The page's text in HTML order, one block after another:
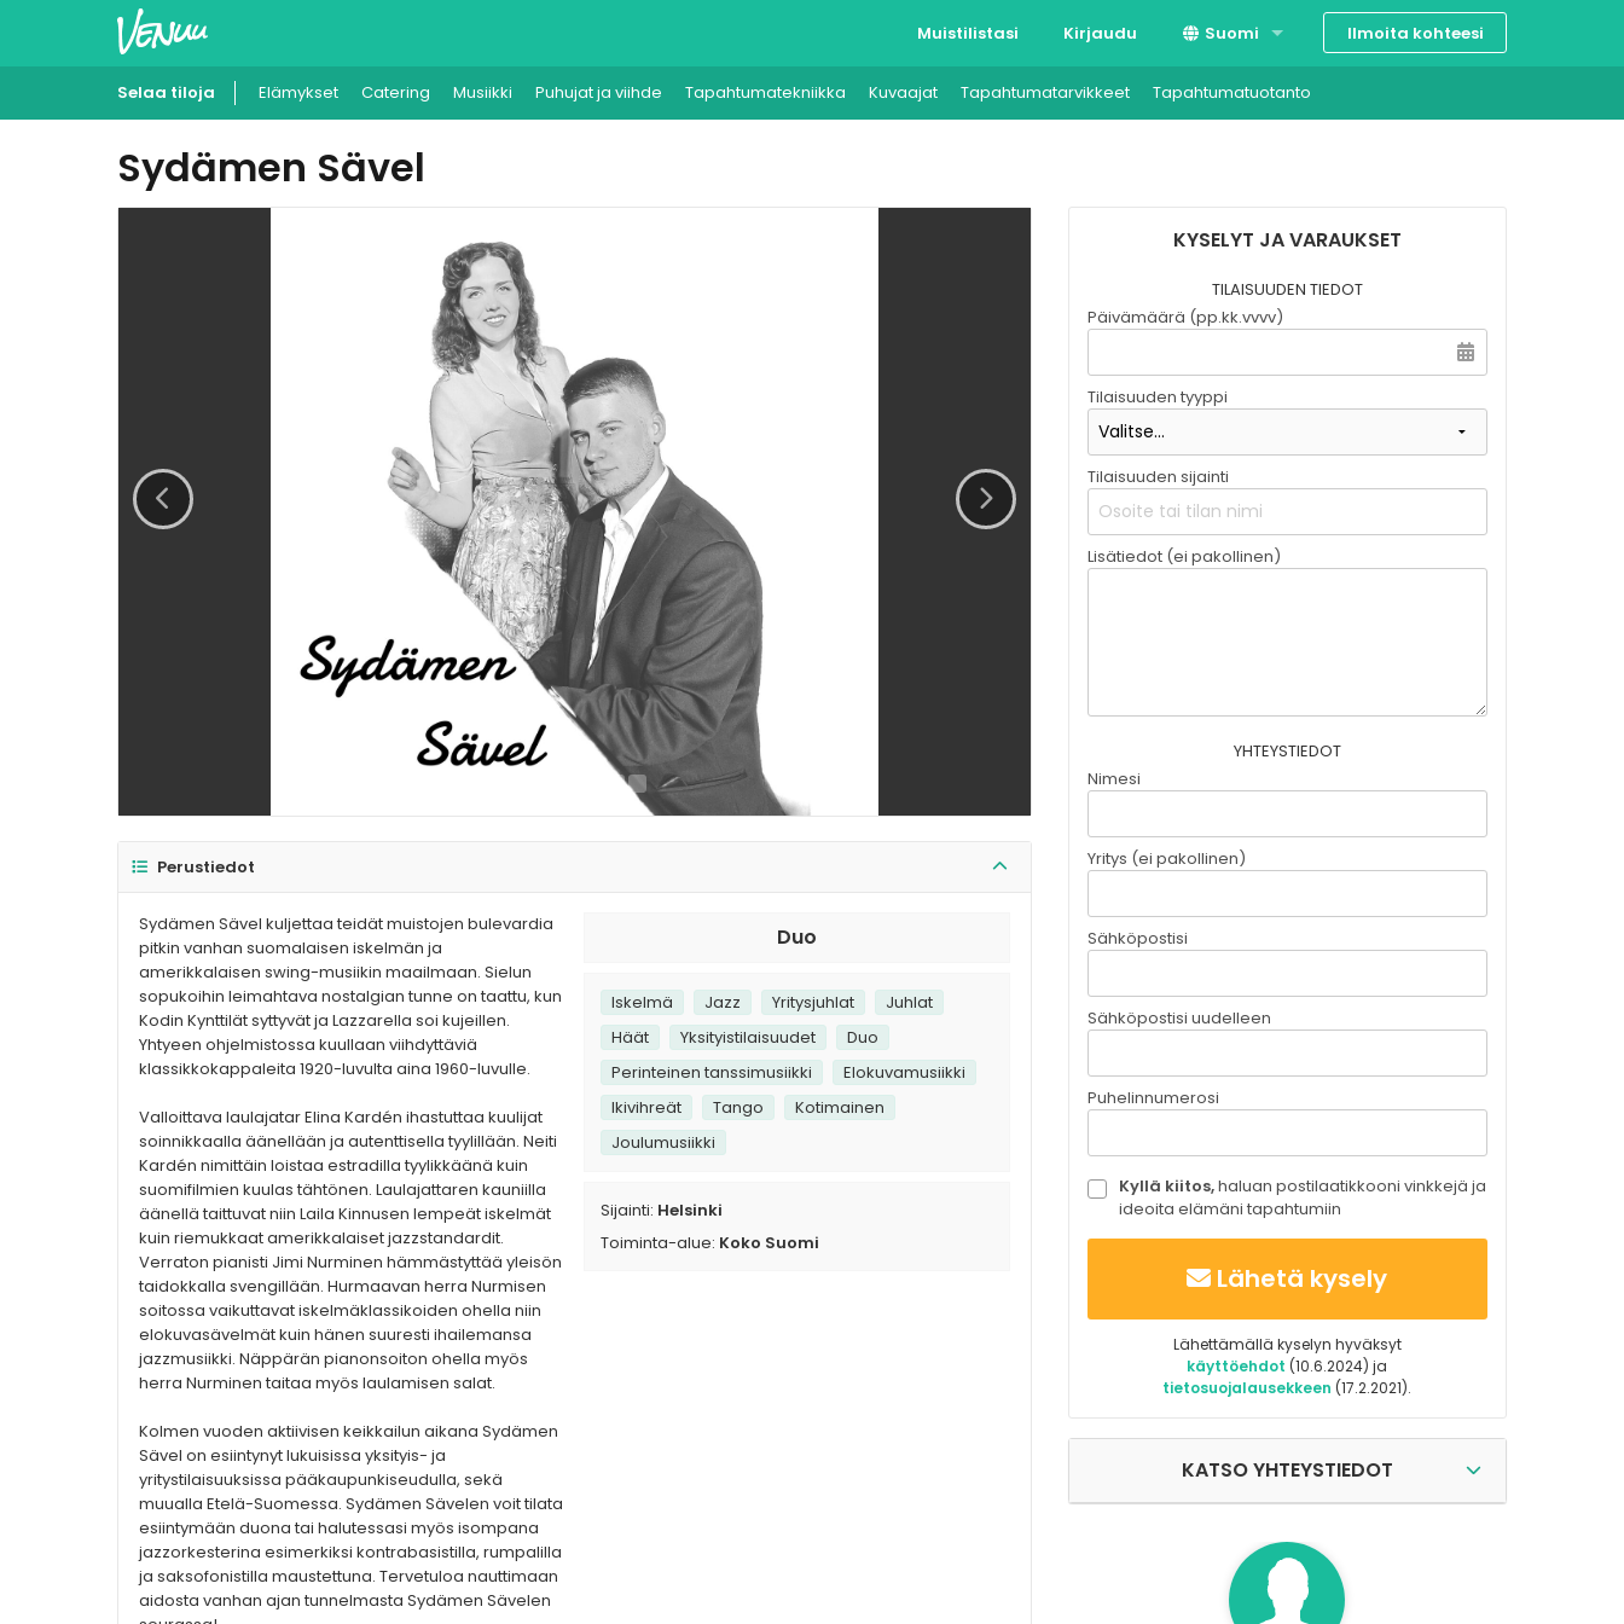
Muistilistasi Kirjaudu Suomi
Svenska
Ilmoita kohteesi
Selaa tiloja Elämykset Catering Musiikki Puhujat ja viihde Tapahtumatekniikka Kuvaajat Tapahtumatarvikkeet Tapahtumatuotanto
Sydämen Sävel
Perustiedot
Sydämen Sävel kuljettaa teidät muistojen bulevardia
pitkin vanhan suomalaisen iskelmän ja
amerikkalaisen swing-musiikin maailmaan. Sielun
sopukoihin leimahtava nostalgian tunne on taattu, kun
Kodin Kynttilät syttyvät ja Lazzarella soi kujeillen.
Yhtyeen ohjelmistossa kuullaan viihdyttäviä
klassikkokappaleita 1920-luvulta aina 1960-luvulle.
Valloittava laulajatar Elina Kardén ihastuttaa kuulijat
soinnikkaalla äänellään ja autenttisella tyylillään. Neiti
Kardén nimittäin loistaa estradilla tyylikkäänä kuin
suomifilmien kuulas tähtönen. Laulajattaren kauniilla
äänellä taittuvat niin Laila Kinnusen lempeät iskelmät
kuin riemukkaat amerikkalaiset jazzstandardit.
Verraton pianisti Jimi Nurminen hämmästyttää yleisön
taidokkalla svengillään. Hurmaavan herra Nurmisen
soitossa vaikuttavat iskelmäklassikoiden ohella niin
elokuvasävelmät kuin hänen suuresti ihailemansa
jazzmusiikki. Näppärän pianonsoiton ohella myös
herra Nurminen taitaa myös laulamisen salat.
Kolmen vuoden aktiivisen keikkailun aikana Sydämen
Sävel on esiintynyt lukuisissa yksityis- ja
yritystilaisuuksissa pääkaupunkiseudulla, sekä
muualla Etelä-Suomessa. Sydämen Sävelen voit tilata
esiintymään duona tai halutessasi myös isompana
jazzorkesterina esimerkiksi kontrabasistilla, rumpalilla
ja saksofonistilla maustettuna. Tervetuloa nauttimaan
aidosta vanhan ajan tunnelmasta Sydämen Sävelen
Duo
Iskelmä Jazz Yritysjuhlat
Juhlat
Häät
Yksityistilaisuudet
Duo
Perinteinen tanssimusiikki
Elokuvamusiikki
Ikivihreät
Tango
Kotimainen
Joulumusiikki
Sijainti: Helsinki
Toiminta-alue: Koko Suomi
KYSELYT JA VARAUKSET
TILAISUUDEN TIEDOT
Päivämäärä (pp.kk.vvvv)
Tilaisuuden tyyppi
Tilaisuuden sijainti
Lisätiedot (ei pakollinen)
YHTEYSTIEDOT
Nimesi
Yritys (ei pakollinen)
Sähköpostisi
Sähköpostisi uudelleen
Puhelinnumerosi
Kyllä kiitos,haluan postilaatikkooni vinkkejä ja
ideoita elämäni tapahtumiin
Lähetä kysely
Lähettämällä kyselyn hyväksyt
käyttöehdot (10.6.2024) ja
tietosuojalausekkeen (17.2.2021).
KATSO YHTEYSTIEDOT